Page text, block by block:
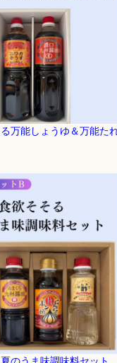
万能しょうゆ＆万能た